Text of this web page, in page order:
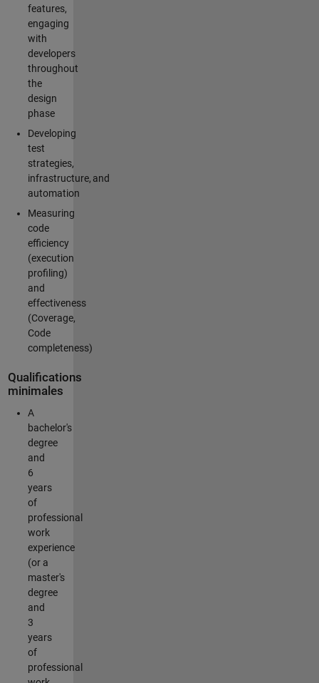
features,
engaging
with
developers
throughout
the
design
phase
Developing
test
strategies,
infrastructure, and
automation
Measuring
code
efficiency
(execution
profiling)
and
effectiveness
(Coverage,
Code
completeness)
Qualifications
minimales
A
bachelor's
degree
and
6
years
of
professional
work
experience
(or a
master's
degree
and
3
years
of
professional